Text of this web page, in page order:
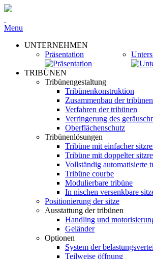
Menu
UNTERNEHMEN
Präsentation
TRIBÜNEN
Tribünengestaltung
Tribünenkonstruktion
Zusammenbau der tribünen
Verfahren der tribünen
Verringerung des
Oberflächenschutz
Tribünenlösungen
Tribüne mit einfacher
Tribüne mit doppelter
Vollständig automatisierte
Tribüne courbe
Modulierbare tribüne
In nischen versenkbare
Positionierung der sitze
Ausstattung der tribünen
Handling und
Geländer
Optionen
System der
Teilweise öffnung